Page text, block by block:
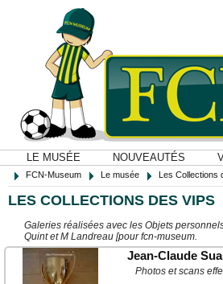
LE MUSÉE NOUVEAUTÉS
FCN-Museum Le musée Les Collections
LES COLLECTIONS DES VIPS
Galeries réalisées avec les Objets
Quint et M Landreau [pour fcn-museum.
Jean-Claude
Photos et scans